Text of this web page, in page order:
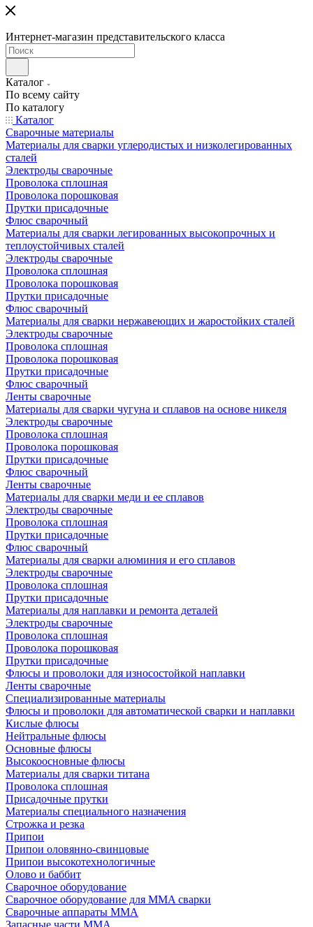
Интернет-магазин представительского класса
Каталог
По всему сайту
По каталогу
Каталог
Сварочные материалы
Материалы для сварки углеродистых и низколегированных
сталей
Электроды сварочные
Проволока сплошная
Проволока порошковая
Прутки присадочные
Флюс сварочный
Материалы для сварки легированных высокопрочных и
теплоустойчивых сталей
Электроды сварочные
Проволока сплошная
Проволока порошковая
Прутки присадочные
Флюс сварочный
Материалы для сварки нержавеющих и жаростойких сталей
Электроды сварочные
Проволока сплошная
Проволока порошковая
Прутки присадочные
Флюс сварочный
Ленты сварочные
Материалы для сварки чугуна и сплавов на основе никеля
Электроды сварочные
Проволока сплошная
Проволока порошковая
Прутки присадочные
Флюс сварочный
Ленты сварочные
Материалы для сварки меди и ее сплавов
Электроды сварочные
Проволока сплошная
Прутки присадочные
Флюс сварочный
Материалы для сварки алюминия и его сплавов
Электроды сварочные
Проволока сплошная
Прутки присадочные
Материалы для наплавки и ремонта деталей
Электроды сварочные
Проволока сплошная
Проволока порошковая
Прутки присадочные
Флюсы и проволоки для износостойкой наплавки
Ленты сварочные
Специализированные материалы
Флюсы и проволоки для автоматической сварки и наплавки
Кислые флюсы
Нейтральные флюсы
Основные флюсы
Высокоосновные флюсы
Материалы для сварки титана
Проволока сплошная
Присадочные прутки
Материалы специального назначения
Строжка и резка
Припои
Припои оловянно-свинцовые
Припои высокотехнологичные
Олово и баббит
Сварочное оборудование
Сварочное оборудование для MMA сварки
Сварочные аппараты MMA
Запасные части MMA